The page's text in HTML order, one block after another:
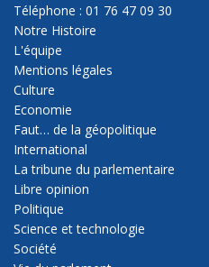
Téléphone : 01 76 47 09 30
Notre Histoire
L'équipe
Mentions légales
Culture
Economie
Faut… de la géopolitique
International
La tribune du parlementaire
Libre opinion
Politique
Science et technologie
Société